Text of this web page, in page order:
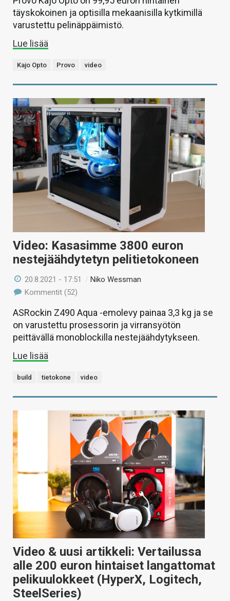
täyskokoinen ja optisilla mekaanisilla kytkimillä
varustettu pelinäppäimistö.
Lue lisää
Kajo Opto Provo video
Video: Kasasimme 3800 euron
nestejäähdytetyn pelitietokoneen
20.8.2021 - 17:51 /Niko Wessman
Kommentit (52)
ASRockin Z490 Aqua -emolevy painaa 3,3 kg ja se
on varustettu prosessorin ja virransyötön
peittävällä monoblockilla nestejäähdytykseen.
Lue lisää
build tietokone video
Video & uusi artikkeli: Vertailussa
alle 200 euron hintaiset langattomat
pelikuulokkeet (HyperX, Logitech,
SteelSeries)